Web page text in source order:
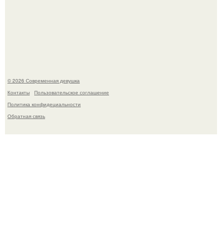
© 2026 Современная девушка
Контакты
Пользовательское соглашение
Политика конфидециальности
Обратная связь